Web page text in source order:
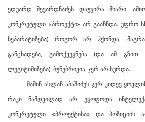
ედუარდ შევარდნაძეს დაუჭირა მხარი.
კონკრეტული «პროექტი» არ გააჩნდა. უფრო
სეპარატიზება) როგორ არ ჰქონდა,
განცხადება, გამოქვეყნება (და ამ გზით
ლეგიტიმიზება), ბუნებრივია, ჯერ არ სურდა.
მაშინ ასლან აბაშიძეს ჯერ კიდევ
რაკი ნამდვილად არ ეყოფოდა
კონკრეტული «პროექტისა» და პოზიციის